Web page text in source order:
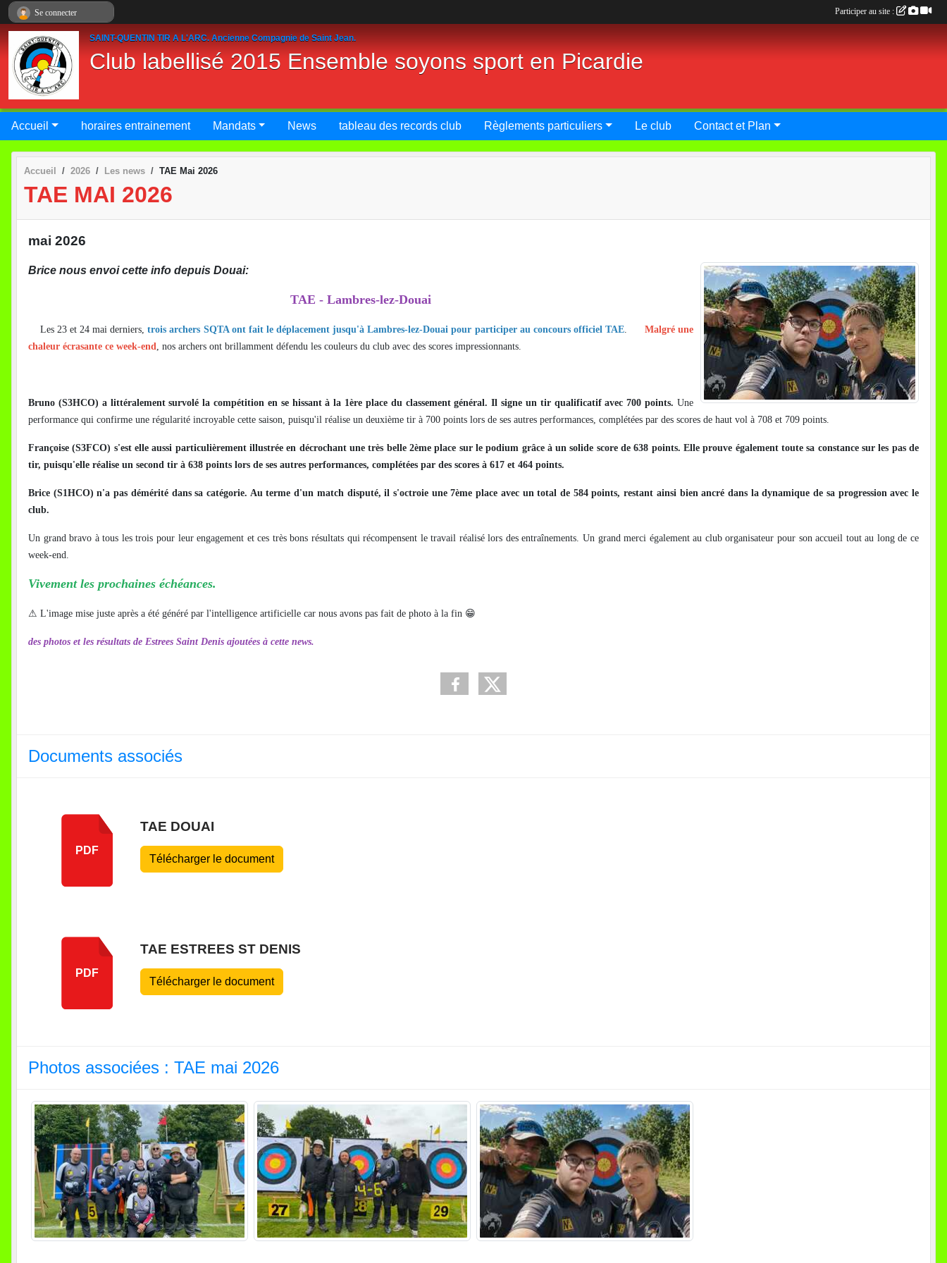
SAINT-QUENTIN TIR A L'ARC. Ancienne Compagnie de Saint Jean.
Club labellisé 2015 Ensemble soyons sport en Picardie
Accueil horaires entrainement Mandats News tableau des records club Règlements particuliers Le club Contact et Plan
Accueil 2026 Les news TAE Mai 2026
TAE MAI 2026
mai 2026
Brice nous envoi cette info depuis Douai:
TAE - Lambres-lez-Douai
Les 23 et 24 mai derniers, trois archers SQTA ont fait le déplacement jusqu'à Lambres-lez-Douai pour participer au concours officiel TAE
Malgré une
chaleur écrasante ce week-end , nos archers ont brillamment défendu les couleurs du club avec des scores impressionnants.
Bruno (S3HCO) a littéralement survolé la compétition en se hissant à la 1ère place du classement général. Il signe un tir qualificatif avec 700 points. Une
performance qui confirme une régularité incroyable cette saison, puisqu'il réalise un deuxième tir à 700 points lors de ses autres performances, complétées par des scores de haut vol à 708 et 709 points.
Françoise (S3FCO) s'est elle aussi particulièrement illustrée en décrochant une très belle 2ème place sur le podium grâce à un solide score de 638 points. Elle prouve également toute sa constance sur les pas de
tir, puisqu'elle réalise un second tir à 638 points lors de ses autres performances, complétées par des scores à 617 et 464 points.
Brice (S1HCO) n'a pas démérité dans sa catégorie. Au terme d'un match disputé, il s'octroie une 7ème place avec un total de 584 points, restant ainsi bien ancré dans la dynamique de sa progression avec le
club.
Un grand bravo à tous les trois pour leur engagement et ces très bons résultats qui récompensent le travail réalisé lors des entraînements. Un grand merci également au club organisateur pour son accueil tout au long de ce
week-end.
Vivement les prochaines échéances.
⚠ L'image mise juste après a été généré par l'intelligence artificielle car nous avons pas fait de photo à la fin 😁
des photos et les résultats de Estrees Saint Denis ajoutées à cette news.
Documents associés
PDF
TAE DOUAI
Télécharger le document
PDF
TAE ESTREES ST DENIS
Télécharger le document
Photos associées : TAE mai 2026
Se connecter Participer au site :
Panneau de gestion des cookies